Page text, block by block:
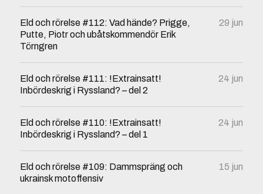
Eld och rörelse #112: Vad hände? Prigge,
Putte, Piotr och ubåtskommendör Erik
Törngren
29 jun
Eld och rörelse #111: !Extrainsatt!
Inbördeskrig i Ryssland? – del 2
24 jun
Eld och rörelse #110: !Extrainsatt!
Inbördeskrig i Ryssland? – del 1
24 jun
Eld och rörelse #109: Dammspräng och
ukrainsk motoffensiv
15 jun